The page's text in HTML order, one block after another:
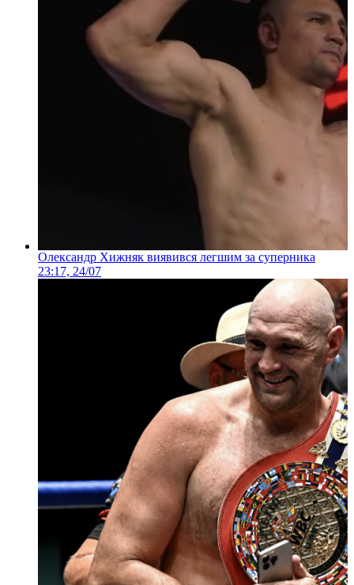
Олександр Хижняк виявився легшим за суперника
23:17, 24/07